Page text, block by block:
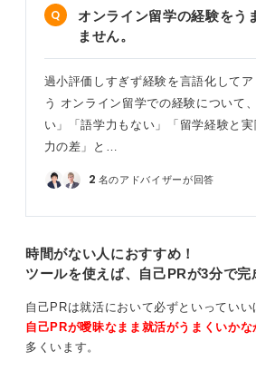
オンライン留学の経験をう
ません。
過小評価しすぎず経験を言語化してア
う オンライン留学での経験について
い」「語学力もない」「留学経験と
力の差」と…
2 名のアドバイザーが回答
時間がない人におすすめ！
ツールを使えば、自己PRが3分で完
自己PRは就活において必ずといっていい
自己PRが曖昧なまま就活がうまくいかな
多くいます。